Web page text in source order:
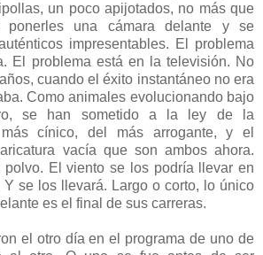
un poco apijotados, no más que
ponerles una cámara delante y se
impresentables. El problema
El problema está en la televisión. No
cuando el éxito instantáneo no era
Como animales evolucionando bajo
se han sometido a la ley de la
cínico, del más arrogante, y el
vacía que son ambos ahora.
polvo. El viento se los podría llevar en
Y se los llevará. Largo o corto, lo único
es el final de sus carreras.
el otro día en el programa de uno de